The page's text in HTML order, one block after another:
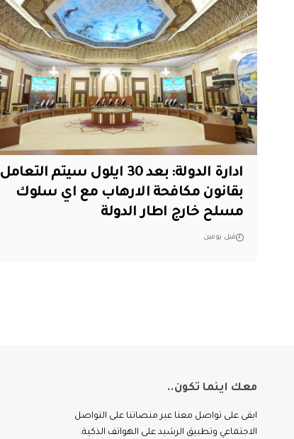
ادارة الدولة: بعد 30 ايلول سيتم التعامل
بقانون مكافحة الارهاب مع اي سلوك
مسلح خارج اطار الدولة
قبل يومين
معك اينما تكون..
ابقى على تواصل معنا عبر منصاتنا على التواصل
الاجتماعي وتطبيق الرشيد على الهواتف الذكية.